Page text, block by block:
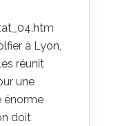
à Lyon,
réunit
une
énorme
doit